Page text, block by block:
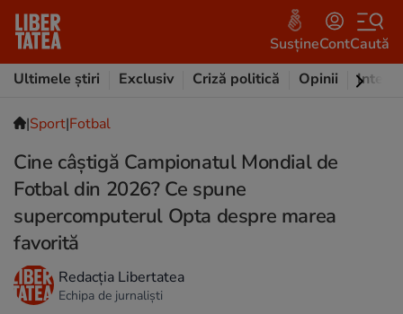
SusțineContCaută
Ultimele știri
Exclusiv Criză politică Opinii
|Sport|Fotbal
Cine câștigă Campionatul Mondial de
Fotbal din 2026? Ce spune
supercomputerul Opta despre marea
favorită
Redacția Libertatea
Echipa de jurnaliști